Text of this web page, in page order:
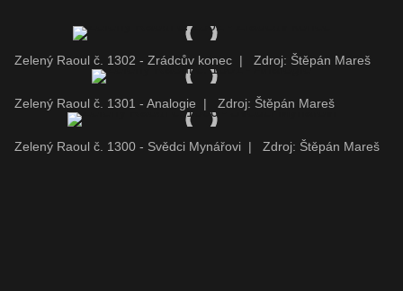
Zelený Raoul č. 1302 - Zrádcův konec | Zdroj: Štěpán Mareš
Zelený Raoul č. 1301 - Analogie | Zdroj: Štěpán Mareš
Zelený Raoul č. 1300 - Svědci Mynářovi | Zdroj: Štěpán Mareš